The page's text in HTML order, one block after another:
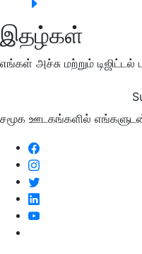
இதழ்கள்
எங்கள் அச்சு மற்றும் டிஜிட்டல்
சமூக ஊடகங்களில்